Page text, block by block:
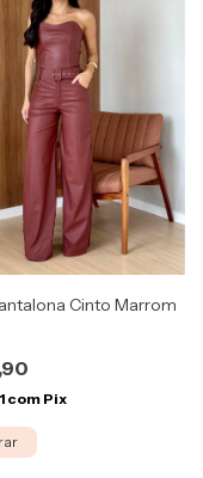
Cinto Marrom
com Pix